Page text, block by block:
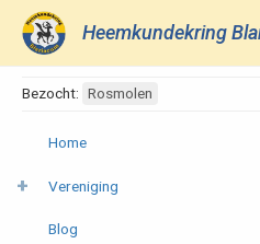
Heemkundekring
Bezocht: Rosmolen
Home
Vereniging
Blog